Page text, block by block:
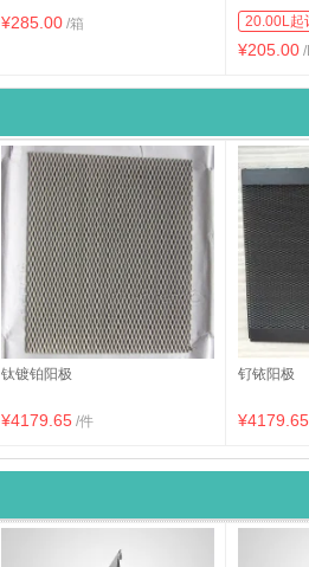
¥285.00 /箱 20.00L起
¥205.00
钛镀铂阳极
¥4179.65 /件
钌铱阳极
¥4179.65